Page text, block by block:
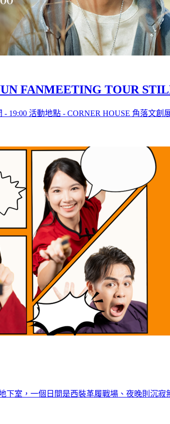
FANMEETING TOUR
- 19:00 活動地點 - CORNER HOUSE 角落文
下室，一個日間是西裝革履戰場、夜晚則沉